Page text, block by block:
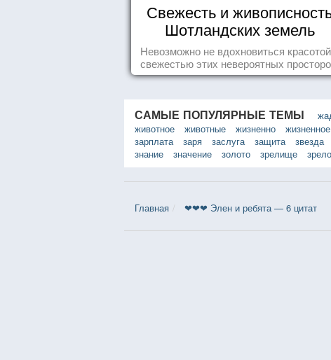
Свежесть и
Шотландских земель
Невозможно не вдохновиться
свежестью этих невероятных
САМЫЕ ПОПУЛЯРНЫЕ ТЕМЫ
животное
животные жизненно жизненное
зарплата
заря заслуга защита звезда
знание
значение золото зрелище
Главная ❤❤❤ Элен и ребята — 6 цитат